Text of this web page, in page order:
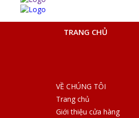
TRANG CHỦ
VỀ CHÚNG TÔI
Trang chủ
Giới thiệu cửa hàng